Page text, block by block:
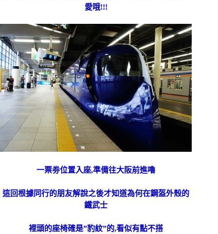
愛哦!!!
一票劵位置入座,準備往大阪前進嚕
這回根據同行的朋友解說之後才知道為何在鋼盔外殼的
鐵武士
裡頭的座椅確是”豹紋”的,看似有點不搭